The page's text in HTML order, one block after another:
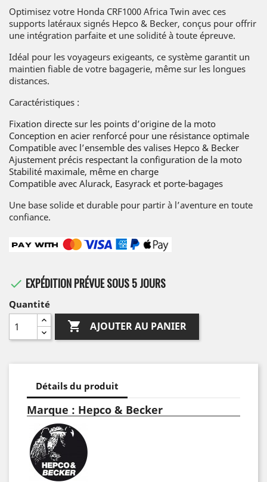
Optimisez votre Honda CRF1000 Africa Twin avec ces
supports latéraux signés Hepco & Becker, conçus pour offrir
une intégration parfaite et une solidité à toute épreuve.
Idéal pour les voyageurs exigeants, ce système garantit un
maintien fiable de votre bagagerie, même sur les longues
distances.
Caractéristiques :
Fixation directe sur les points d’origine de la moto
Conception en acier renforcé pour une résistance optimale
Compatible avec l’ensemble des valises Hepco & Becker
Ajustement précis respectant la configuration de la moto
Stabilité maximale, même en charge
Compatible avec Alurack, Easyrack et porte-bagages
Une base solide et durable pour partir à l’aventure en toute
confiance.
 EXPÉDITION PRÉVUE SOUS 5 JOURS
Quantité
 AJOUTER AU PANIER
Détails du produit
Marque : Hepco & Becker